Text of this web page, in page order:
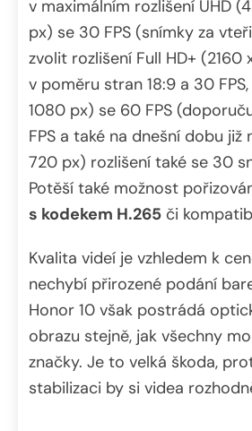
v maximálním rozlišení UHD
px) se 30 FPS (snímky za
zvolit rozlišení Full HD+ (2160
v poměru stran 18:9 a 30
1080 px) se 60 FPS
FPS a také na dnešní dobu již
720 px) rozlišení také se 30
Potěší také možnost
s kodekem H.265 či
Kvalita videí je vzhledem k
nechybí přirozené podání
Honor 10 však postrádá
obrazu stejně, jak všechny
značky. Je to velká škoda,
stabilizaci by si videa